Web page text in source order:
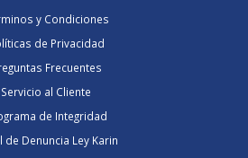
y Condiciones
de Privacidad
Frecuentes
Servicio al Cliente
de Integridad
de Denuncia Ley Karin